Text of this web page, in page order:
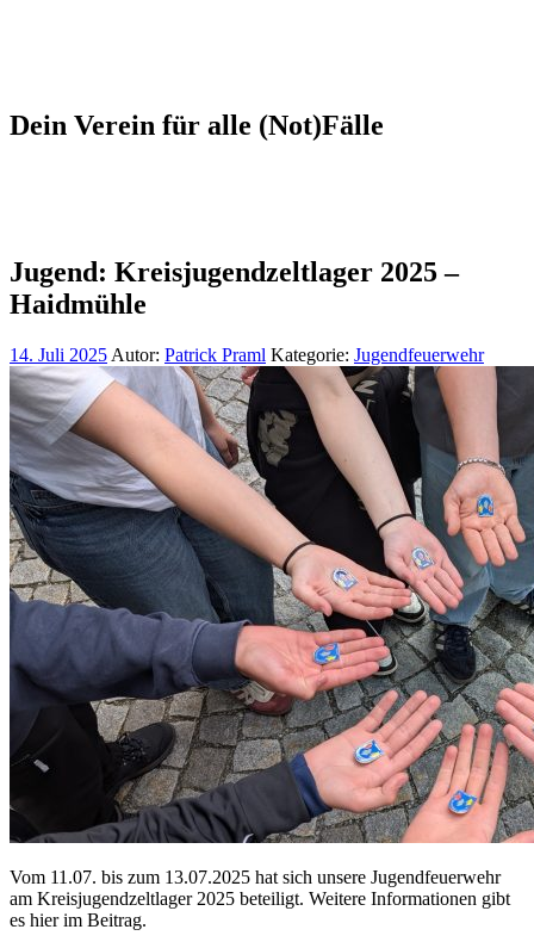
Dein Verein für alle (Not)Fälle
Jugend: Kreisjugendzeltlager 2025 –
Haidmühle
14. Juli 2025 Autor: Patrick Praml Kategorie: Jugendfeuerwehr
Vom 11.07. bis zum 13.07.2025 hat sich unsere Jugendfeuerwehr
am Kreisjugendzeltlager 2025 beteiligt. Weitere Informationen gibt
es hier im Beitrag.